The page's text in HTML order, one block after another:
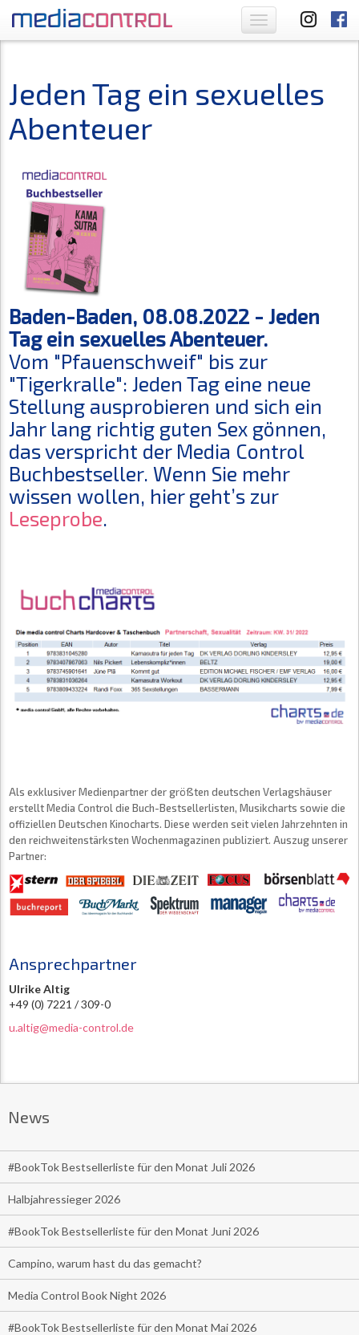
Toggle
navigation
Jeden Tag ein sexuelles
Abenteuer
Baden-Baden, 08.08.2022 - Jeden
Tag ein sexuelles Abenteuer.
Vom "Pfauenschweif" bis zur
"Tigerkralle": Jeden Tag eine neue
Stellung ausprobieren und sich ein
Jahr lang richtig guten Sex gönnen,
das verspricht der Media Control
Buchbestseller. Wenn Sie mehr
wissen wollen, hier geht’s zur
Leseprobe.
Als exklusiver Medienpartner der größten deutschen Verlagshäuser
erstellt Media Control die Buch-Bestsellerlisten, Musikcharts sowie die
offiziellen Deutschen Kinocharts. Diese werden seit vielen Jahrzehnten in
den reichweitenstärksten Wochenmagazinen publiziert. Auszug unserer
Partner:
Ansprechpartner
Ulrike Altig
+49 (0) 7221 / 309-0
u.altig@media-control.de
News
#BookTok Bestsellerliste für den Monat Juli 2026
Halbjahressieger 2026
#BookTok Bestsellerliste für den Monat Juni 2026
Campino, warum hast du das gemacht?
Media Control Book Night 2026
#BookTok Bestsellerliste für den Monat Mai 2026